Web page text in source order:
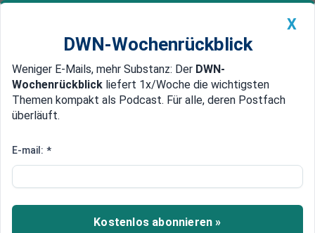
Newsticker MEIN DWN: Geldanlage Premium
Edelmetalle DWN-Magazin China
Im digitalen Schneckentempo:
Ausländerbehörden im
Rückstand
X
DWN-Wochenrückblick
Weniger E-Mails, mehr Substanz: Der DWN-
Wochenrückblick liefert 1x/Woche die wichtigsten
Themen kompakt als Podcast. Für alle, deren Postfach
überläuft.
E-mail: *
Kostenlos abonnieren »